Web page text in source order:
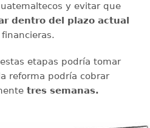
y evitar que
dentro del plazo actual
etapas podría tomar
reforma podría cobrar
tres semanas.